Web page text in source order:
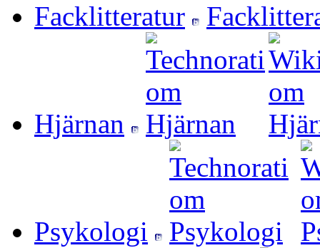
Facklitteratur
Hjärnan
Psykologi